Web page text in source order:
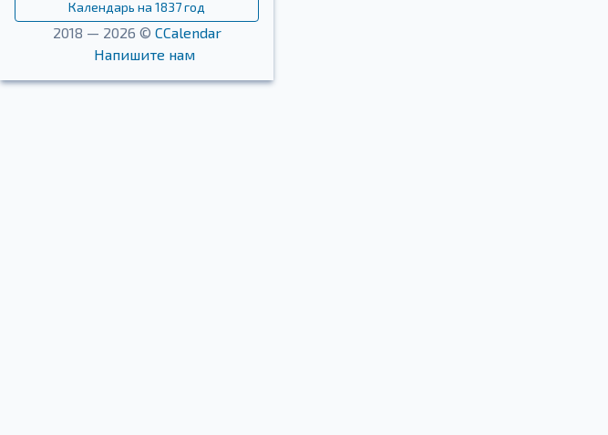
Календарь на 1837 год
2018 — 2026 © CCalendar
Напишите нам